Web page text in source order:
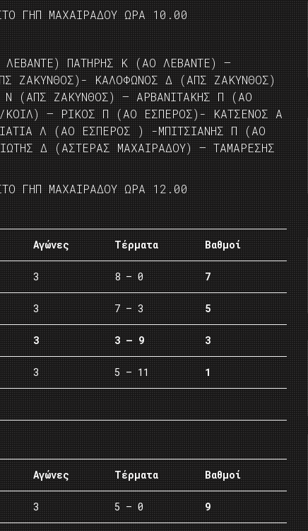
ΓΗΠ ΜΑΧΑΙΡΑΔΟΥ ΩΡΑ 10.00
ΠΑΤΗΡΗΣ Κ (ΑΟ ΛΕΒΑΝΤΕ) –
ΖΑΚΥΝΘΟΣ)- ΚΑΛΟΦΩΝΟΣ Δ (ΑΠΣ ΖΑΚΥΝΘΟΣ)
(ΑΠΣ ΖΑΚΥΝΘΟΣ) – ΑΡΒΑΝΙΤΑΚΗΣ Π (ΑΟ
– ΡΙΚΟΣ Π (ΑΟ ΕΣΠΕΡΟΣ)- ΚΑΤΣΕΝΟΣ Α
Λ (ΑΟ ΕΣΠΕΡΟΣ ) -ΜΠΙΤΣΙΑΝΗΣ Π (ΑΟ
Δ (ΑΣΤΕΡΑΣ ΜΑΧΑΙΡΑΔΟΥ) – ΤΑΜΑΡΕΣΗΣ
ΓΗΠ ΜΑΧΑΙΡΑΔΟΥ ΩΡΑ 12.00
Αγώνες Τέρματα Βαθμοί
3 8 – 0 7
3 7 – 3 5
3 3 – 9 3
3 5 – 11 1
Αγώνες Τέρματα Βαθμοί
3 5 – 0 9